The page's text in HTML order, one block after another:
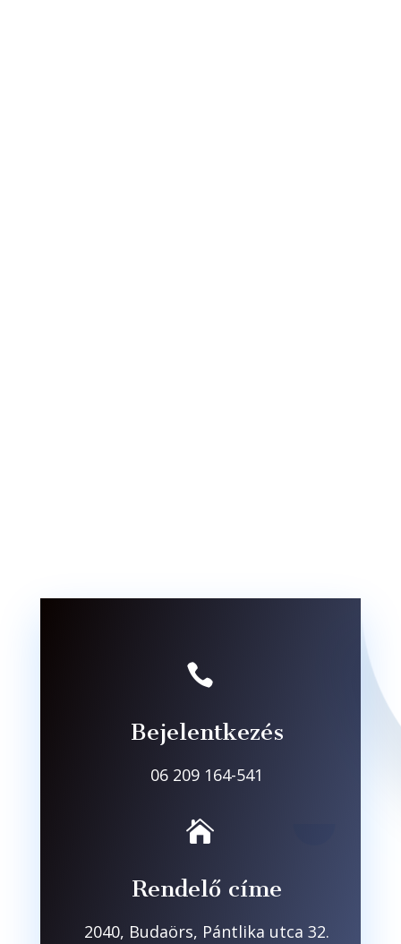

Bejelentkezés
06 209 164-541

Rendelő címe
2040, Budaörs, Pántlika utca 32.